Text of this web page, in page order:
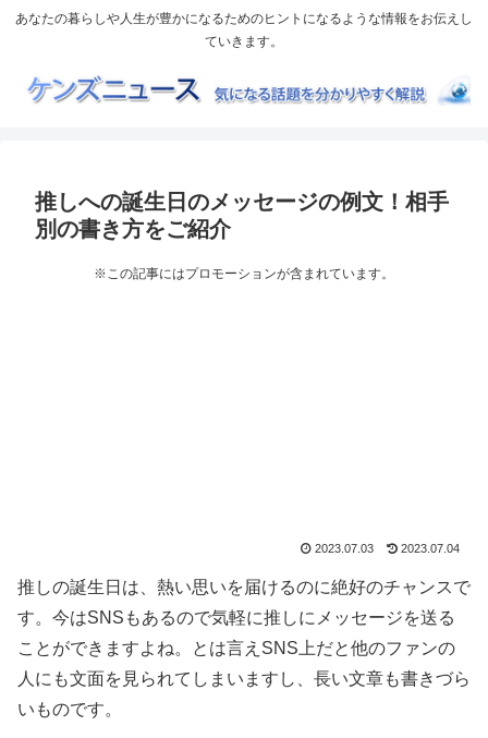
あなたの暮らしや人生が豊かになるためのヒントになるような情報をお伝えし
ていきます。
推しへの誕生日のメッセージの例文！相手
別の書き方をご紹介
※この記事にはプロモーションが含まれています。
2023.07.03 2023.07.04
推しの誕生日は、熱い思いを届けるのに絶好のチャンスで
す。今はSNSもあるので気軽に推しにメッセージを送る
ことができますよね。とは言えSNS上だと他のファンの
人にも文面を見られてしまいますし、長い文章も書きづら
いものです。